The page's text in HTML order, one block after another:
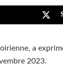
a
2023.